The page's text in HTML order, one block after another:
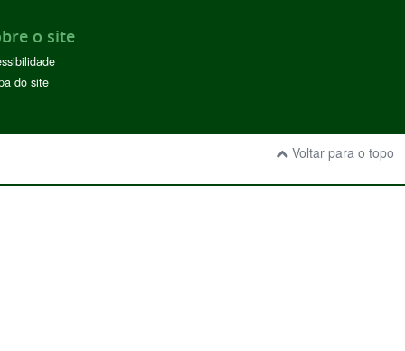
o site
do site
Voltar para o topo